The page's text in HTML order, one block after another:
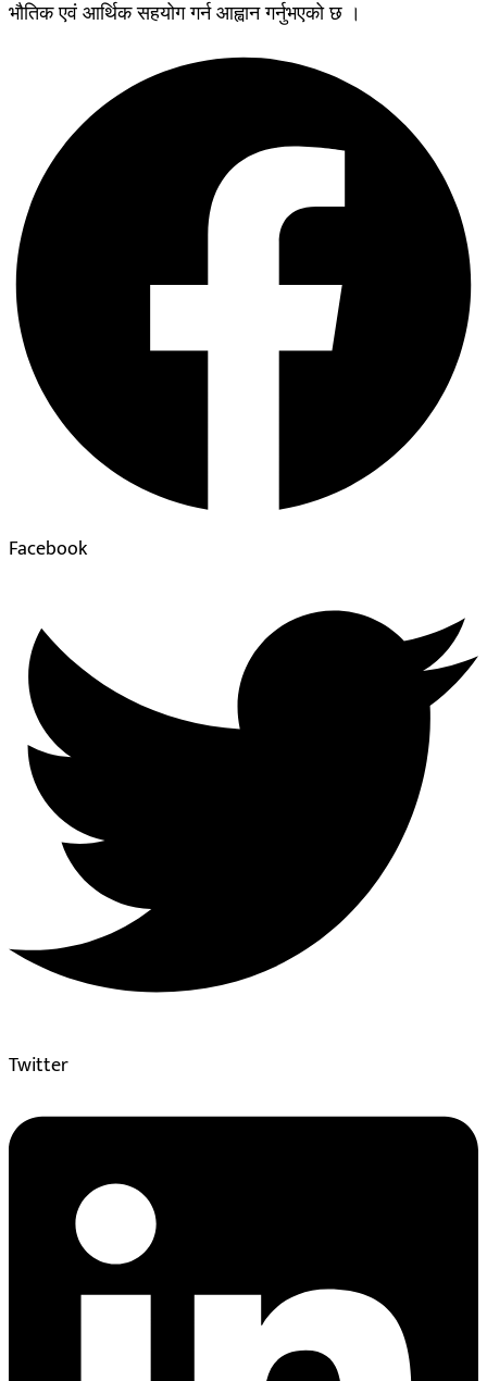
भौतिक एवं आर्थिक सहयोग गर्न आह्वान गर्नुभएको छ ।
Facebook
Twitter